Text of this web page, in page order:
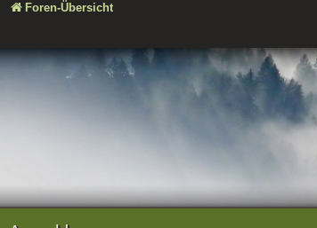
Foren-Übersicht